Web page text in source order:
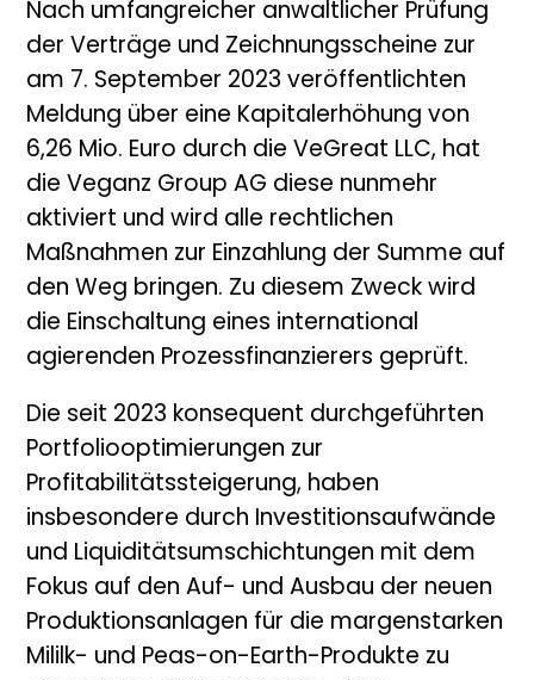
Nach umfangreicher anwaltlicher Prüfung
der Verträge und Zeichnungsscheine zur
am 7. September 2023 veröffentlichten
Meldung über eine Kapitalerhöhung von
6,26 Mio. Euro durch die VeGreat LLC, hat
die Veganz Group AG diese nunmehr
aktiviert und wird alle rechtlichen
Maßnahmen zur Einzahlung der Summe auf
den Weg bringen. Zu diesem Zweck wird
die Einschaltung eines international
agierenden Prozessfinanzierers geprüft.
Die seit 2023 konsequent durchgeführten
Portfoliooptimierungen zur
Profitabilitätssteigerung, haben
insbesondere durch Investitionsaufwände
und Liquiditätsumschichtungen mit dem
Fokus auf den Auf- und Ausbau der neuen
Produktionsanlagen für die margenstarken
Mililk- und Peas-on-Earth-Produkte zu